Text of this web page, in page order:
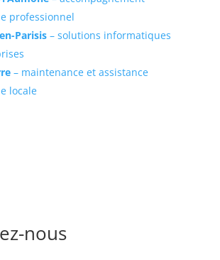
professionnel
Parisis– solutions informatiques
– maintenance et assistance
locale
nous